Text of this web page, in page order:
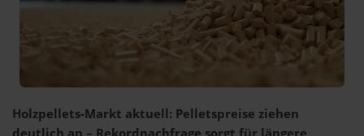
Holzpellets-Markt aktuell: Pelletspreise ziehen